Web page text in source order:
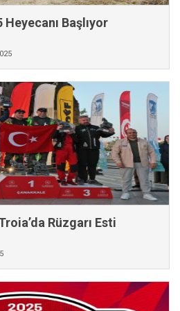
Başlıyor
Rüzgarı Esti